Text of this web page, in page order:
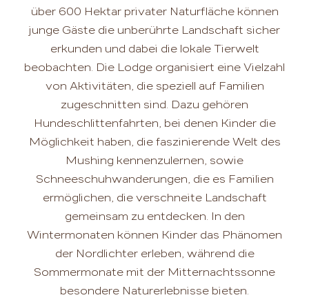
über 600 Hektar privater Naturfläche können
junge Gäste die unberührte Landschaft sicher
erkunden und dabei die lokale Tierwelt
beobachten. Die Lodge organisiert eine Vielzahl
von Aktivitäten, die speziell auf Familien
zugeschnitten sind. Dazu gehören
Hundeschlittenfahrten, bei denen Kinder die
Möglichkeit haben, die faszinierende Welt des
Mushing kennenzulernen, sowie
Schneeschuhwanderungen, die es Familien
ermöglichen, die verschneite Landschaft
gemeinsam zu entdecken. In den
Wintermonaten können Kinder das Phänomen
der Nordlichter erleben, während die
Sommermonate mit der Mitternachtssonne
besondere Naturerlebnisse bieten.